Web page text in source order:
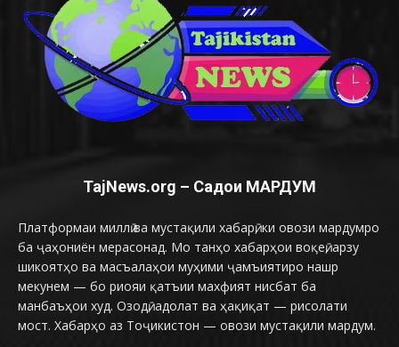
TajNews.org – Садои МАРДУМ
Платформаи миллӣ ва мустақили хабарӣ, ки овози мардумро
ба ҷаҳониён мерасонад. Мо танҳо хабарҳои воқеӣ, арзу
шикоятҳо ва масъалаҳои муҳими ҷамъиятиро нашр
мекунем — бо риояи қатъии махфият нисбат ба
манбаъҳои худ. Озодӣ, адолат ва ҳақиқат — рисолати
мост. Хабарҳо аз Тоҷикистон — овози мустақили мардум.